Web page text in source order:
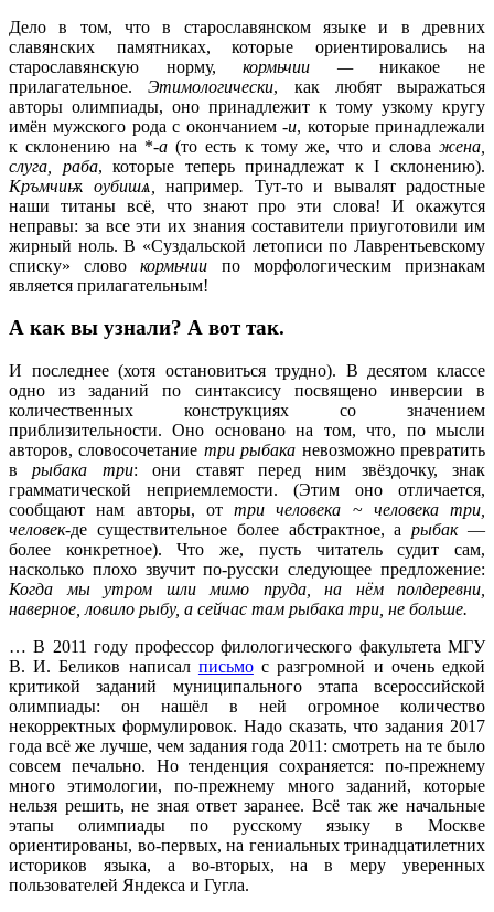
Дело в том, что в старославянском языке и в древних
славянских памятниках, которые ориентировались на
старославянскую норму,кормьчии —никакое не
прилагательное.Этимологически, как любят выражаться
авторы олимпиады, оно принадлежит к тому узкому кругу
имён мужского рода с окончанием -и, которые принадлежали
к склонению на *-a(то есть к тому же, что и слова жена,
слуга, раба, которые теперь принадлежат к I склонению).
Кръмчиѭ оубишѧ, например. Тут-то и вывалят радостные
наши титаны всё, что знают про эти слова! И окажутся
неправы: за все эти их знания составители приуготовили им
жирный ноль. В «Суздальской летописи по Лаврентьевскому
списку» словокормьчии по морфологическим признакам
является прилагательным!
А как вы узнали? А вот так.
И последнее (хотя остановиться трудно). В десятом классе
одно из заданий по синтаксису посвящено инверсии в
количественных конструкциях со значением
приблизительности. Оно основано на том, что, по мысли
авторов, словосочетание три рыбака невозможно превратить
врыбака три: они ставят перед ним звёздочку, знак
грамматической неприемлемости. (Этим оно отличается,
сообщают нам авторы, от три человека ~ человека три,
человек-де существительное более абстрактное, арыбак—
более конкретное). Что же, пусть читатель судит сам,
насколько плохо звучит по-русски следующее предложение:
Когда мы утром шли мимо пруда, на нём полдеревни,
наверное, ловило рыбу, а сейчас там рыбака три, не больше.
… В 2011 году профессор филологического факультета МГУ
В. И. Беликов написал письмос разгромной и очень едкой
критикой заданий муниципального этапа всероссийской
олимпиады: он нашёл в ней огромное количество
некорректных формулировок. Надо сказать, что задания 2017
года всё же лучше, чем задания года 2011: смотреть на те было
совсем печально. Но тенденция сохраняется: по-прежнему
много этимологии, по-прежнему много заданий, которые
нельзя решить, не зная ответ заранее. Всё так же начальные
этапы олимпиады по русскому языку в Москве
ориентированы, во-первых, на гениальных тринадцатилетних
историков языка, а во-вторых, на в меру уверенных
пользователей Яндекса и Гугла.